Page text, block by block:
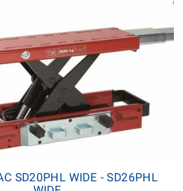
SD20PHL WIDE - SD26PHL